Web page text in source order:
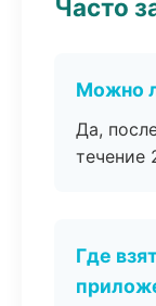
Часто
Можно
Да,
течение
Где